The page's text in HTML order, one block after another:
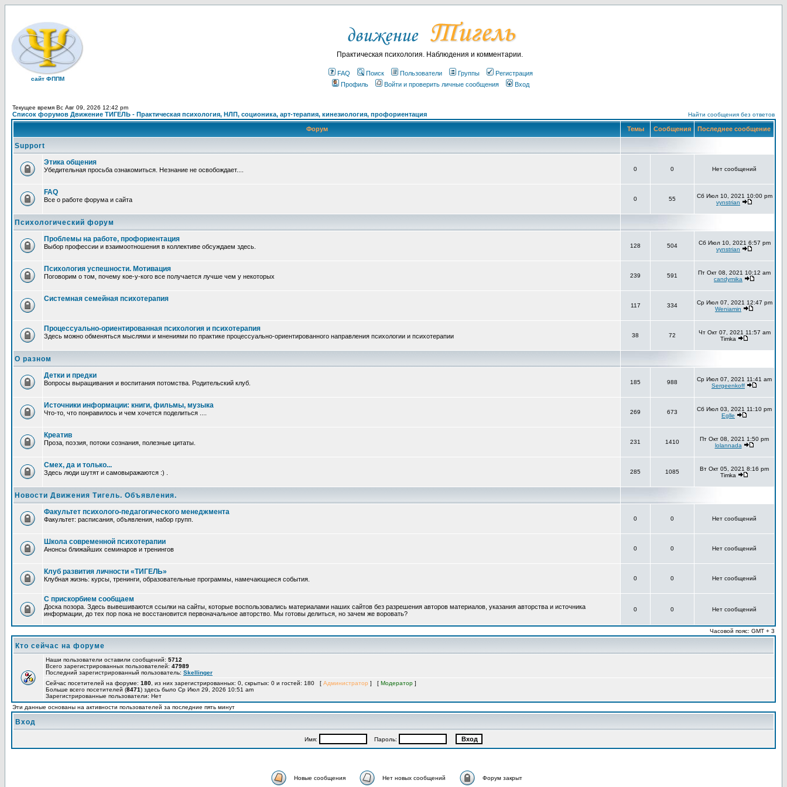
сайт ФППМ
Практическая психология. Наблюдения и комментарии.
FAQ Поиск Пользователи Группы
Регистрация
Профиль
Войти и проверить личные сообщения Вход
Текущее время Вс Авг 09, 2026 12:42 pm
Список форумов Движение ТИГЕЛЬ - Практическая психология, НЛП, соционика, арт-терапия, кинезиология, профориентация Найти сообщения без ответов
Форум Темы Сообщения Последнее сообщение
Support
Этика общения
Убедительная просьба ознакомиться. Незнание не освобождает.... 0 0 Нет сообщений
FAQ
Все о работе форума и сайта 0 55
Сб Июл 10, 2021 10:00 pm
vynstrian
Психологический форум
Проблемы на работе, профориентация
Выбор профессии и взаимоотношения в коллективе обсуждаем здесь. 128 504
Сб Июл 10, 2021 6:57 pm
vynstrian
Психология успешности. Мотивация
Поговорим о том, почему кое-у-кого все получается лучше чем у некоторых 239 591
Пт Окт 08, 2021 10:12 am
candymika
Системная семейная психотерапия
117 334
Ср Июл 07, 2021 12:47 pm
Weniamin
Процессуально-ориентированная психология и психотерапия
Здесь можно обменяться мыслями и мнениями по практике процессуально-ориентированного направления психологии и психотерапии 38 72
Чт Окт 07, 2021 11:57 am
Timka
О разном
Детки и предки
Вопросы выращивания и воспитания потомства. Родительский клуб. 185 988
Ср Июл 07, 2021 11:41 am
Sergeenkoff
Источники информации: книги, фильмы, музыка
Что-то, что понравилось и чем хочется поделиться .... 269 673
Сб Июл 03, 2021 11:10 pm
Eglle
Креатив
Проза, поэзия, потоки сознания, полезные цитаты. 231 1410
Пт Окт 08, 2021 1:50 pm
lolannada
Смех, да и только...
Здесь люди шутят и самовыражаются :) . 285 1085
Вт Окт 05, 2021 8:16 pm
Timka
Новости Движения Тигель. Объявления.
Факультет психолого-педагогического менеджмента
Факультет: расписания, объявления, набор групп. 0 0 Нет сообщений
Школа современной психотерапии
Анонсы ближайших семинаров и тренингов 0 0 Нет сообщений
Клуб развития личности «ТИГЕЛЬ»
Клубная жизнь: курсы, тренинги, образовательные программы, намечающиеся события. 0 0 Нет сообщений
С прискорбием сообщаем
Доска позора. Здесь вывешиваются ссылки на сайты, которые воспользовались материалами наших сайтов без разрешения авторов материалов, указания авторства и источника
информации, до тех пор пока не восстановится первоначальное авторство. Мы готовы делиться, но зачем же воровать?
0 0 Нет сообщений
Часовой пояс: GMT + 3
Кто сейчас на форуме
Наши пользователи оставили сообщений: 5712
Всего зарегистрированных пользователей: 47989
Последний зарегистрированный пользователь: Skellinger
Сейчас посетителей на форуме: 180 , из них зарегистрированных: 0, скрытых: 0 и гостей: 180 [ Администратор ] [ Модератор ]
Больше всего посетителей (8471) здесь было Ср Июл 29, 2026 10:51 am
Зарегистрированные пользователи: Нет
Эти данные основаны на активности пользователей за последние пять минут
Вход
Имя: Пароль:
Новые сообщения Нет новых сообщений Форум закрыт